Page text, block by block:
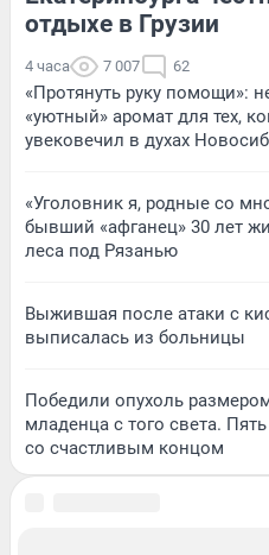
отдыхе в Грузии
4 часа 7 007 62
«Протянуть руку помощи»:
«уютный» аромат для тех,
увековечил в духах
«Уголовник я, родные со
бывший «афганец» 30 лет
леса под Рязанью
Выжившая после атаки с
выписалась из больницы
Победили опухоль
младенца с того света.
со счастливым концом